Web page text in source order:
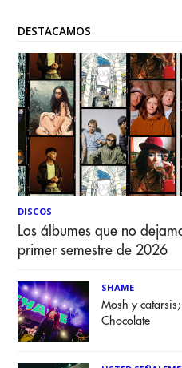
DESTACAMOS
DISCOS
Los álbumes que no
primer semestre de 2026
SHAME
Mosh y
Chocolate